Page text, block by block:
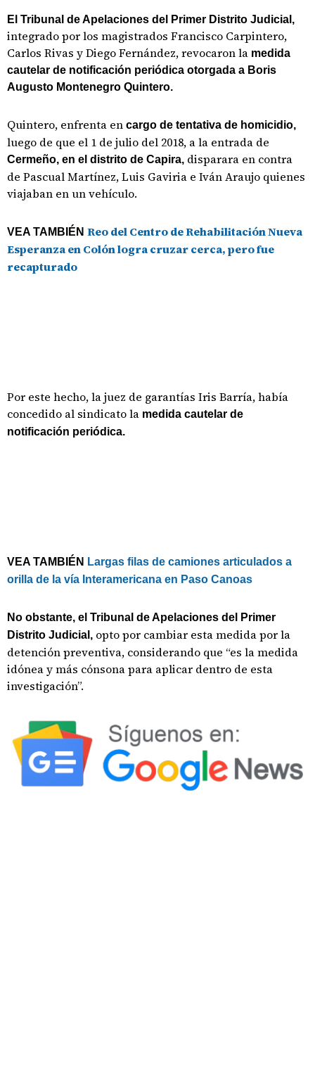
El Tribunal de Apelaciones del Primer Distrito Judicial,
integrado por los magistrados Francisco Carpintero,
Carlos Rivas y Diego Fernández, revocaron la medida
cautelar de notificación periódica otorgada a Boris
Augusto Montenegro Quintero.
Quintero, enfrenta en cargo de tentativa de homicidio,
luego de que el 1 de julio del 2018, a la entrada de
Cermeño, en el distrito de Capira, disparara en contra
de Pascual Martínez, Luis Gaviria e Iván Araujo quienes
viajaban en un vehículo.
VEA TAMBIÉN Reo del Centro de Rehabilitación Nueva
Esperanza en Colón logra cruzar cerca, pero fue
recapturado
Por este hecho, la juez de garantías Iris Barría, había
concedido al sindicato la medida cautelar de
notificación periódica.
VEA TAMBIÉN Largas filas de camiones articulados a
orilla de la vía Interamericana en Paso Canoas
No obstante, el Tribunal de Apelaciones del Primer
Distrito Judicial, opto por cambiar esta medida por la
detención preventiva, considerando que “es la medida
idónea y más cónsona para aplicar dentro de esta
investigación”.